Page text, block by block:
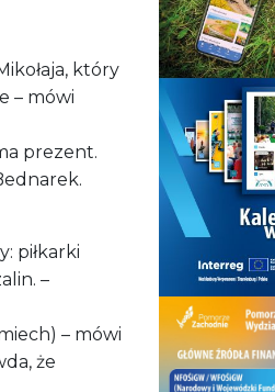
który
– mówi
prezent.
piłkarki
–
– mówi
że